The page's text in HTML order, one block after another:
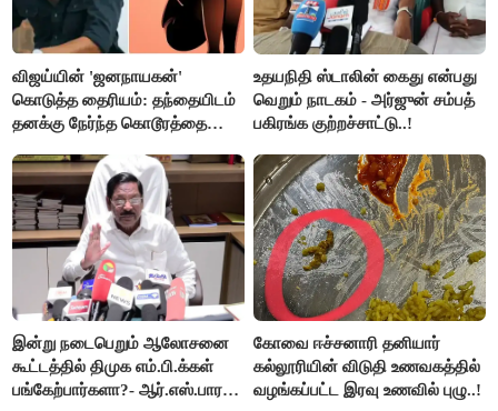
விஜய்யின் 'ஜனநாயகன்'
கொடுத்த தைரியம்: தந்தையிடம்
தனக்கு நேர்ந்த கொடூரத்தை
உதயநிதி ஸ்டாலின் கைது என்பது
வெறும் நாடகம் - அர்ஜுன் சம்பத்
பகிரங்க குற்றச்சாட்டு..!
இன்று நடைபெறும் ஆலோசனை
கூட்டத்தில் திமுக எம்.பி.க்கள்
பங்கேற்பார்களா?- ஆர்.எஸ்.பாரதி
கோவை ஈச்சனாரி தனியார்
கல்லூரியின் விடுதி உணவகத்தில்
வழங்கப்பட்ட இரவு உணவில் புழு..!